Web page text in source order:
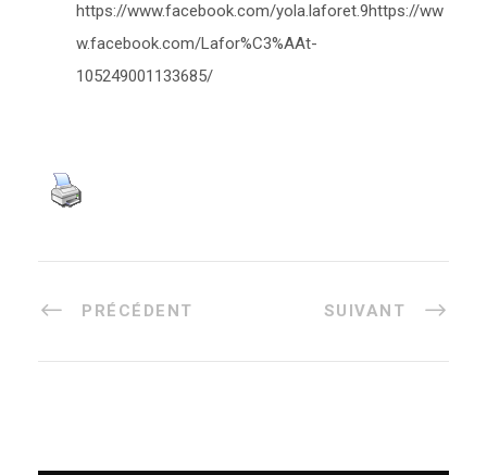
https://www.facebook.com/yola.laforet.9https://ww
w.facebook.com/Lafor%C3%AAt-
105249001133685/
PRÉCÉDENT SUIVANT